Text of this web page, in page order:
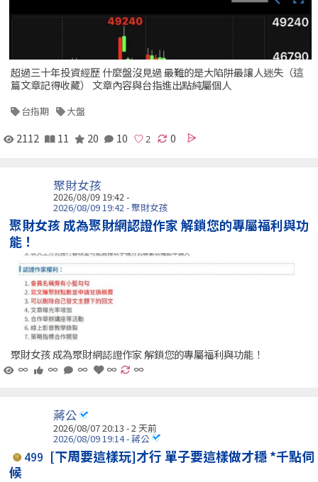
超過三十年投資經歷 什麼盤沒見過 最難的是大陷阱最讓人迷失（這
篇文章記得收藏） 文章內容與台指進出點純屬個人
台指期 大盤
2112 11 20 10 0
聚財女孩
2026/08/09 19:42 -
2026/08/09 19:42 - 聚財女孩
聚財女孩 成為聚財網認證作家 解鎖您的專屬福利與功
能！
聚財女孩 成為聚財網認證作家 解鎖您的專屬福利與功能！
∞
∞ ∞ ∞ ∞
蔣公
2026/08/07 20:13 - 2 天前
2026/08/09 19:14 - 蔣公
499 [下周要這樣玩]才行 單子要這樣做才穩 *千點伺
候